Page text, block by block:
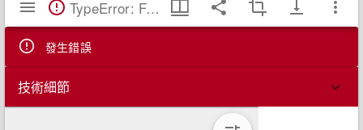
覽
TypeError: Failed to fetch
發生錯誤
技術細節